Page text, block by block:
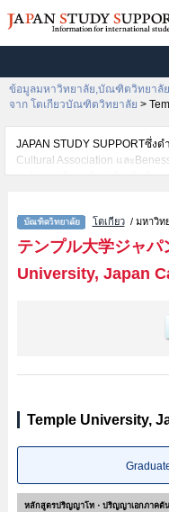
ข้อมูลมหาวิทยาลัย,บัณฑิตวิทยาลั
จาก โตเกียวบัณฑิตวิทยาลัย >
JAPAN STUDY SUPPORTซึ่ง
Cultural Association และ
ระดับมหาวิทยาลัย・บัณฑิตวิทย
สำหรับนักศึกษาต่างชาติเช่น
Management Programหรือ
สาขาวิจัย,ข้อมูลการสอบคัดเลือ
คนที่ผ่านการสอบคัดเลือกเป็นต้น
โตเกียว/ มหาวิทย
テンプル大学ジャパ
University, Japan
Temple University,
หลักสูตรปริญญาโท・ปริญญาเอกภาคต้น